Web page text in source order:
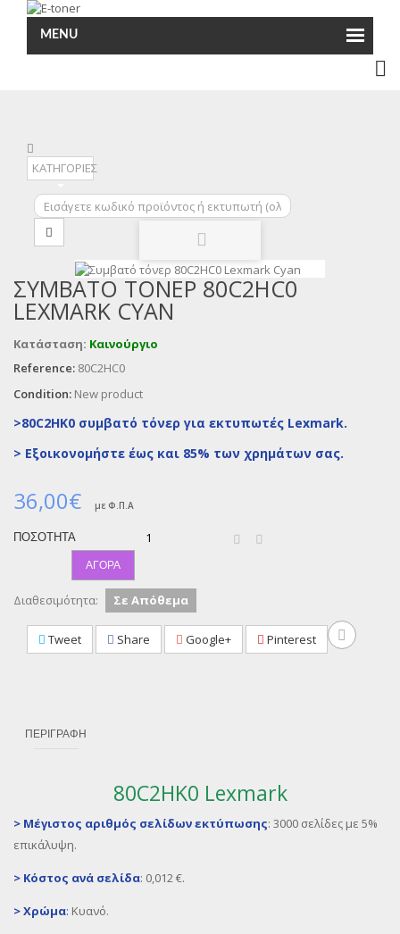
MENU
ΚΑΤΗΓΟΡΙΕΣ
ΣΥΜΒΑΤΌ ΤΌΝΕΡ 80C2HC0
LEXMARK CYAN
Κατάσταση: Καινούργιο
Reference: 80C2HC0
Condition: New product
>80C2HK0 συμβατό τόνερ για εκτυπωτές Lexmark.
> Εξοικονομήστε έως και 85% των χρημάτων σας.
36,00€ με Φ.Π.Α
ΠΟΣΌΤΗΤΑ
ΑΓΟΡΆ
Διαθεσιμότητα: Σε Απόθεμα
Tweet Share Google+ Pinterest
ΠΕΡΙΓΡΑΦΉ
80C2HK0 Lexmark
> Μέγιστος αριθμός σελίδων εκτύπωσης: 3000 σελίδες με 5%
επικάλυψη.
> Κόστος ανά σελίδα: 0,012 €.
>Χρώμα: Κυανό.